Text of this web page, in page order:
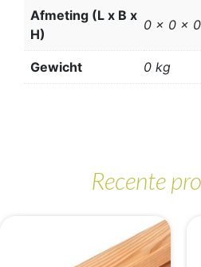
Afmeting (L x B x
H)
0 x 0 x
Gewicht 0 kg
Recente